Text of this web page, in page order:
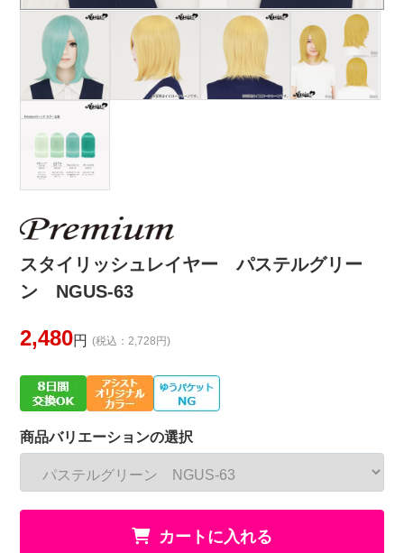
スタイリッシュレイヤー パステルグリー
ン NGUS-63
2,480円 (税込：2,728円)
商品バリエーションの選択
カートに入れる